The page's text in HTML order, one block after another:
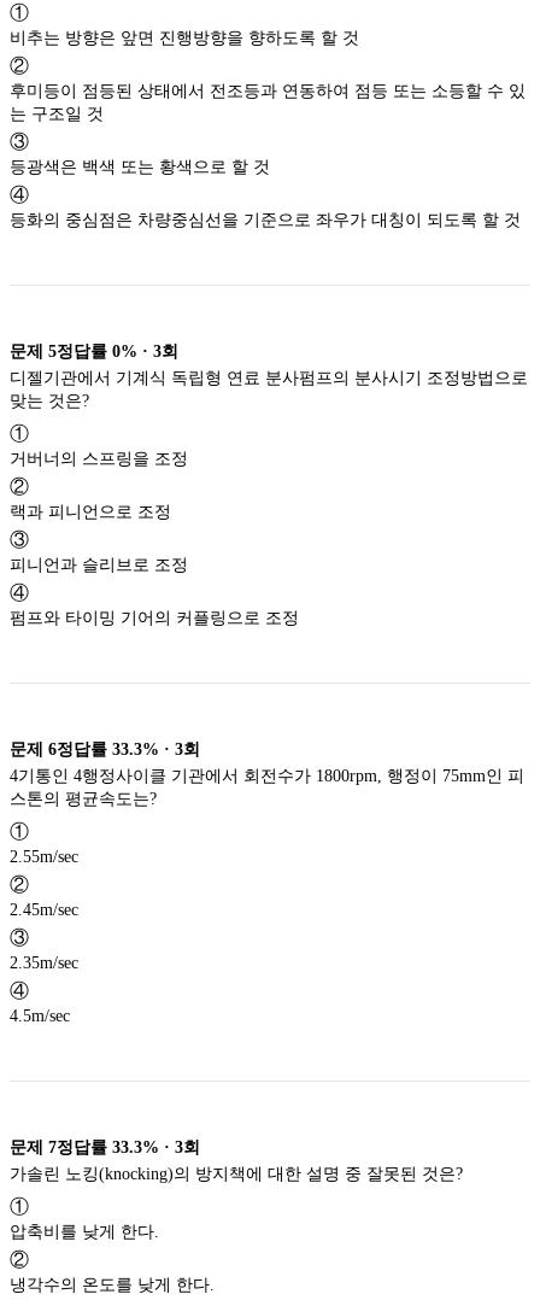
①
비추는 방향은 앞면 진행방향을 향하도록 할 것
②
후미등이 점등된 상태에서 전조등과 연동하여 점등 또는 소등할 수 있
는 구조일 것
③
등광색은 백색 또는 황색으로 할 것
④
등화의 중심점은 차량중심선을 기준으로 좌우가 대칭이 되도록 할 것
문제 5정답률 0% · 3회
디젤기관에서 기계식 독립형 연료 분사펌프의 분사시기 조정방법으로
①
거버너의 스프링을 조정
②
랙과 피니언으로 조정
③
피니언과 슬리브로 조정
④
펌프와 타이밍 기어의 커플링으로 조정
문제 6정답률 33.3% · 3회
4기통인 4행정사이클 기관에서 회전수가 1800rpm, 행정이 75mm인 피
①
2.55m/sec
②
2.45m/sec
③
2.35m/sec
④
4.5m/sec
문제 7정답률 33.3% · 3회
①
압축비를 낮게 한다.
②
냉각수의 온도를 낮게 한다.